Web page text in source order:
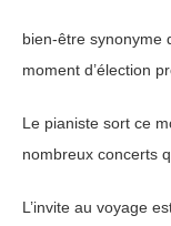
bien-être synonyme
moment d’élection
Le pianiste sort ce
nombreux concerts
L’invite au voyage